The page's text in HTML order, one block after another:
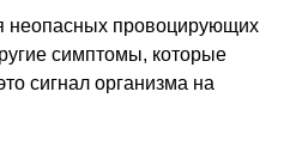
неопасных провоцирующих
симптомы, которые
сигнал организма на